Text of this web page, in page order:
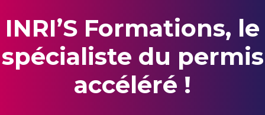
INRI’S Formations, le
spécialiste du permis
accéléré !